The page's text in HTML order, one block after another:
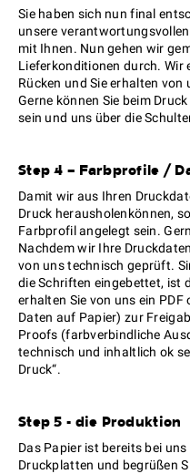
Sie haben sich nun final
unsere
mit Ihnen. Nun gehen wir
Lieferkonditionen durch. Wir
Rücken und Sie erhalten
Gerne können Sie beim
sein und uns über die
Step 4 – Farbprofile /
Damit wir aus Ihren
Druck herausholenkönnen,
Farbprofil angelegt sein.
Nachdem wir Ihre
von uns technisch geprüft.
die Schriften eingebettet, ist
erhalten Sie von uns ein
Daten auf Papier) zur
Proofs (farbverbindliche
technisch und inhaltlich ok
Druck“.
Step 5 - die Produktion
Das Papier ist bereits bei
Druckplatten und begrüßen